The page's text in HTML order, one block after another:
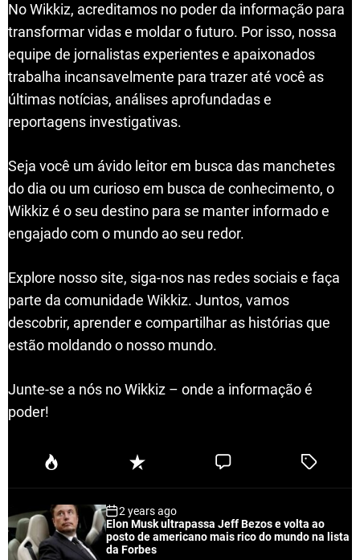
No Wikkiz, acreditamos no poder da informação para
transformar vidas e moldar o futuro. Por isso, nossa
equipe de jornalistas experientes e apaixonados
trabalha incansavelmente para trazer até você as
últimas notícias, análises aprofundadas e
reportagens investigativas.
Seja você um ávido leitor em busca das manchetes
do dia ou um curioso em busca de conhecimento, o
Wikkiz é o seu destino para se manter informado e
engajado com o mundo ao seu redor.
Explore nosso site, siga-nos nas redes sociais e faça
parte da comunidade Wikkiz. Juntos, vamos
descobrir, aprender e compartilhar as histórias que
estão moldando o nosso mundo.
Junte-se a nós no Wikkiz – onde a informação é
poder!
P
u
a
R
e
n
t
C
e
T
e
2 years ago
Elon Musk ultrapassa Jeff Bezos e volta ao
posto de americano mais rico do mundo na lista
da Forbes